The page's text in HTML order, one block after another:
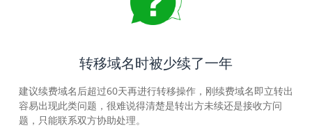
转移域名时被少续了一年
建议续费域名后超过60天再进行转移操作，刚续费域名即立转出
容易出现此类问题，很难说得清楚是转出方未续还是接收方问
题，只能联系双方协助处理。